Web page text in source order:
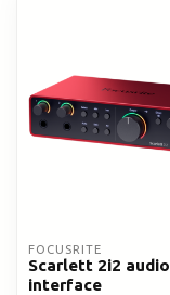
FOCUSRITE
Scarlett 2i2 audio
interface